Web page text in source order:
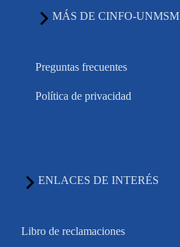
MÁS DE CINFO-UNMSM
Preguntas frecuentes
Política de privacidad
ENLACES DE INTERÉS
Libro de reclamaciones